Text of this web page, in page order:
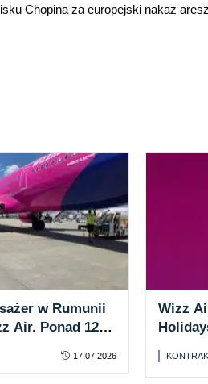
Chopina za europejski nakaz
w Rumunii
Air. Ponad 120
17.07.2026
Wizz
hotele